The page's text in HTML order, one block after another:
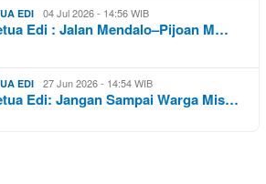
EDI 04 Jul 2026 - 14:56 WIB
Edi : Jalan Mendalo–Pijoan M…
EDI 27 Jun 2026 - 14:54 WIB
Edi: Jangan Sampai Warga Mis…